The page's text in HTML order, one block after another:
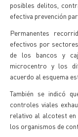
posibles delitos,
efectiva prevención
Permanentes
efectivos por
de los bancos y
microcentro y los
acuerdo al esquema
También se indicó
controles viales
relativo al alcotest
los organismos de